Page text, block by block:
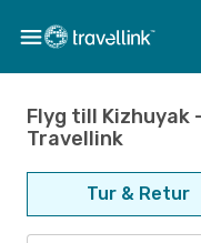
Flyg till Kizhuyak
Travellink
Tur & Retur